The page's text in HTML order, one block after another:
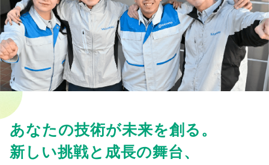
あなたの技術が未来を創る。
新しい挑戦と成長の舞台、